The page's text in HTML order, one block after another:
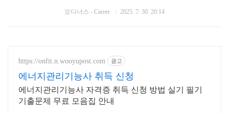
오디너스 - Career 2025. 7. 30. 20:14
https://onfit.n.wooyupost.com 광고
에너지관리기능사 취득 신청
에너지관리기능사 자격증 취득 신청 방법 실기 필기
기출문제 무료 모음집 안내